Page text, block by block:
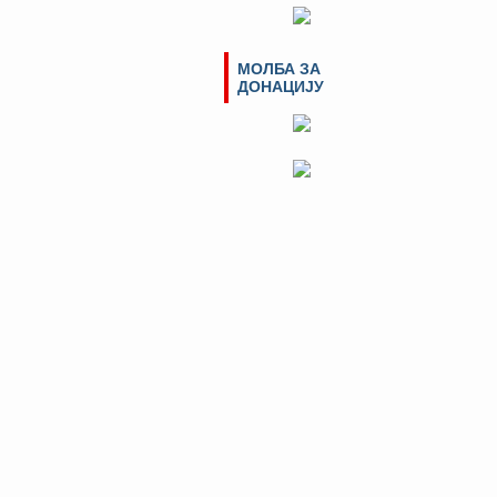
МОЛБА ЗА
ДОНАЦИЈУ